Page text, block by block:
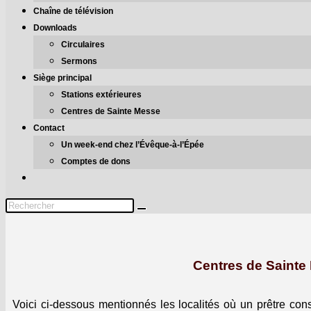
Chaîne de télévision
Downloads
Circulaires
Sermons
Siège principal
Stations extérieures
Centres de Sainte Messe
Contact
Un week-end chez l’Évêque-à‑l’Épée
Comptes de dons
Centres de Sainte
Voici ci-dessous men­tion­nés les local­ités où un prêtre